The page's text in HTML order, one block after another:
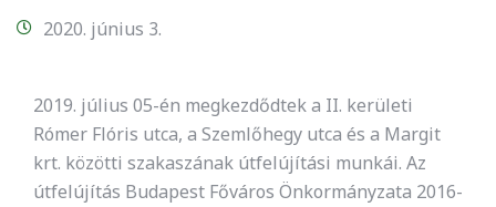
2020. június 3.
2019. július 05-én megkezdődtek a II. kerületi
Rómer Flóris utca, a Szemlőhegy utca és a Margit
krt. közötti szakaszának útfelújítási munkái. Az
útfelújítás Budapest Főváros Önkormányzata 2016-